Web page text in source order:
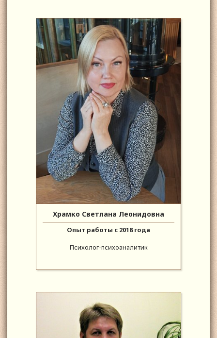
Храмко Светлана Леонидовна
Опыт работы с 2018 года
Психолог-психоаналитик